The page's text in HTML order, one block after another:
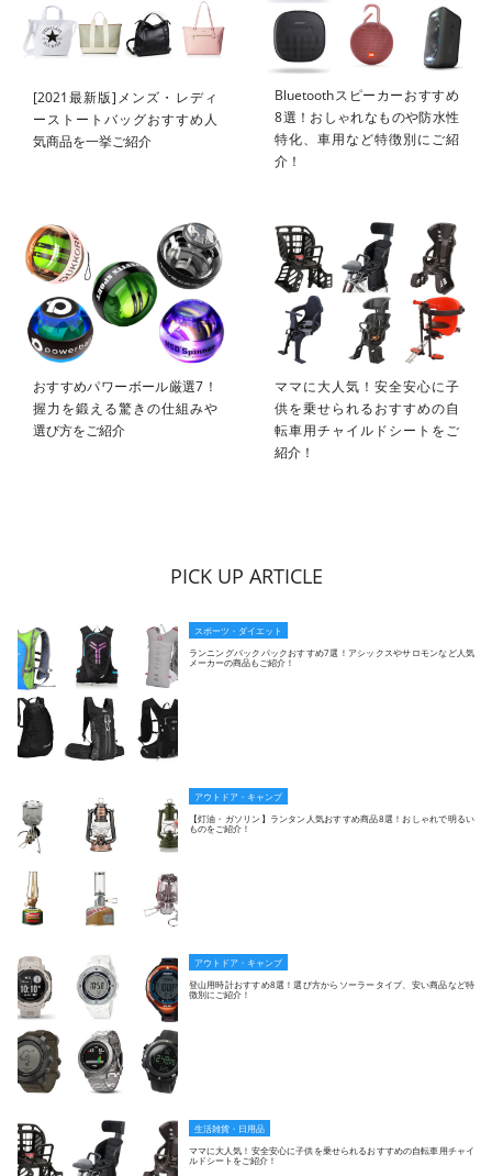
[2021最新版]メンズ・レディ
ーストートバッグおすすめ人
気商品を一挙ご紹介
Bluetoothスピーカーおすすめ
8選！おしゃれなものや防水性
特化、車用など特徴別にご紹
介！
おすすめパワーボール厳選7！
握力を鍛える驚きの仕組みや
選び方をご紹介
ママに大人気！安全安心に子
供を乗せられるおすすめの自
転車用チャイルドシートをご
紹介！
PICK UP ARTICLE
スポーツ・ダイエット
ランニングバックパックおすすめ7選！アシックスやサロモンなど人気
メーカーの商品もご紹介！
アウトドア・キャンプ
【灯油・ガソリン】ランタン人気おすすめ商品8選！おしゃれで明るい
ものをご紹介！
アウトドア・キャンプ
登山用時計おすすめ8選！選び方からソーラータイプ、安い商品など特
徴別にご紹介！
生活雑貨・日用品
ママに大人気！安全安心に子供を乗せられるおすすめの自転車用チャイ
ルドシートをご紹介！